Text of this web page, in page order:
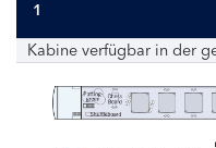
1
Kabine verfügbar in der